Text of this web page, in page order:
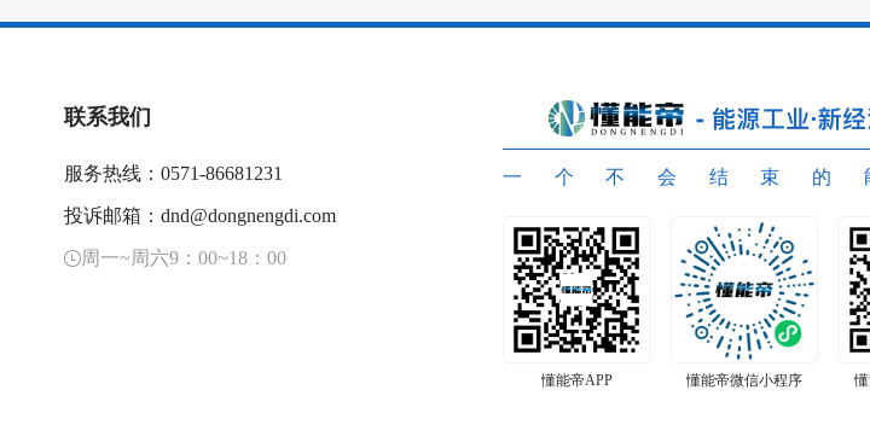
联系我们
服务热线：0571-86681231
投诉邮箱：dnd@dongnengdi.com
周一~周六9：00~18：00
一个不会结束的
懂能帝APP 懂能帝微信小程序